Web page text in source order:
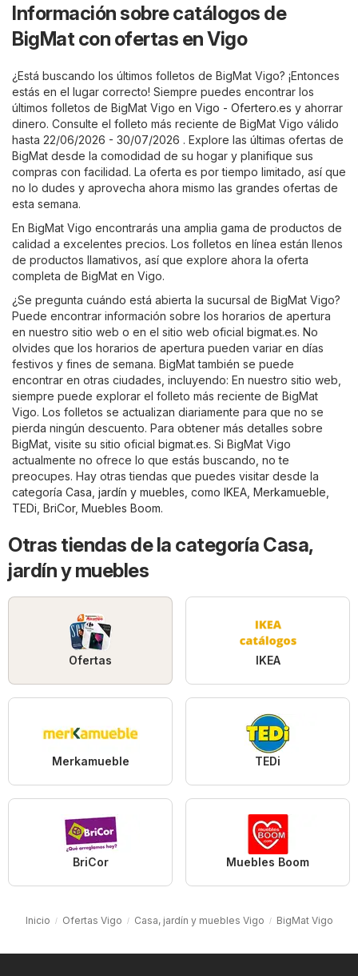
Información sobre catálogos de
BigMat con ofertas en Vigo
¿Está buscando los últimos folletos de BigMat Vigo? ¡Entonces
estás en el lugar correcto! Siempre puedes encontrar los
últimos folletos de BigMat Vigo en Vigo - Ofertero.es y ahorrar
dinero. Consulte el folleto más reciente de BigMat Vigo válido
hasta 22/06/2026 - 30/07/2026 . Explore las últimas ofertas de
BigMat desde la comodidad de su hogar y planifique sus
compras con facilidad. La oferta es por tiempo limitado, así que
no lo dudes y aprovecha ahora mismo las grandes ofertas de
esta semana.
En BigMat Vigo encontrarás una amplia gama de productos de
calidad a excelentes precios. Los folletos en línea están llenos
de productos llamativos, así que explore ahora la oferta
completa de BigMat en Vigo.
¿Se pregunta cuándo está abierta la sucursal de BigMat Vigo?
Puede encontrar información sobre los horarios de apertura
en nuestro sitio web o en el sitio web oficial bigmat.es. No
olvides que los horarios de apertura pueden variar en días
festivos y fines de semana. BigMat también se puede
encontrar en otras ciudades, incluyendo: En nuestro sitio web,
siempre puede explorar el folleto más reciente de BigMat
Vigo. Los folletos se actualizan diariamente para que no se
pierda ningún descuento. Para obtener más detalles sobre
BigMat, visite su sitio oficial bigmat.es. Si BigMat Vigo
actualmente no ofrece lo que estás buscando, no te
preocupes. Hay otras tiendas que puedes visitar desde la
categoría Casa, jardín y muebles , como IKEA Merkamueble
TEDi BriCor, Muebles Boom.
Otras tiendas de la categoría Casa,
jardín y muebles
Ofertas IKEA
Merkamueble TEDi
BriCor Muebles Boom
Inicio Ofertas Vigo Casa, jardín y muebles Vigo BigMat Vigo